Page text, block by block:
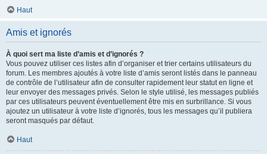
Haut
Amis et ignorés
À quoi sert ma liste d’amis et d’ignorés ?
Vous pouvez utiliser ces listes afin d’organiser et trier certains utilisateurs du
forum. Les membres ajoutés à votre liste d’amis seront listés dans le panneau
de contrôle de l’utilisateur afin de consulter rapidement leur statut en ligne et
leur envoyer des messages privés. Selon le style utilisé, les messages publiés
par ces utilisateurs peuvent éventuellement être mis en surbrillance. Si vous
ajoutez un utilisateur à votre liste d’ignorés, tous les messages qu’il publiera
seront masqués par défaut.
Haut